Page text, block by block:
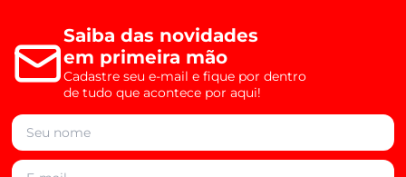
Saiba das novidades
em primeira mão
Cadastre seu e-mail e fique por dentro
de tudo que acontece por aqui!